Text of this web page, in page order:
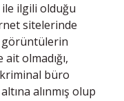
ilgili olduğu
sitelerinde
görüntülerin
olmadığı,
büro
alınmış olup